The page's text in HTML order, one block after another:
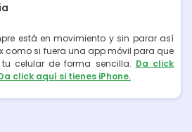
está en movimiento y sin parar así
como si fuera una app móvil para que
celular de forma sencilla. Da click
click aquí si tienes iPhone.